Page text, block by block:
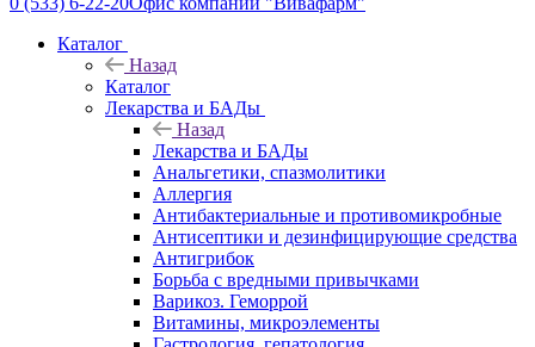
Каталог
Назад
Каталог
Лекарства и БАДы
Назад
Лекарства и БАДы
Анальгетики, спазмолитики
Аллергия
Антибактериальные и противомикробные
Антисептики и дезинфицирующие средства
Антигрибок
Борьба с вредными привычками
Варикоз. Геморрой
Витамины, микроэлементы